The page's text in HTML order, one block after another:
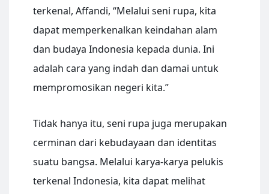
terkenal, Affandi, “Melalui seni rupa, kita
dapat memperkenalkan keindahan alam
dan budaya Indonesia kepada dunia. Ini
adalah cara yang indah dan damai untuk
mempromosikan negeri kita.”
Tidak hanya itu, seni rupa juga merupakan
cerminan dari kebudayaan dan identitas
suatu bangsa. Melalui karya-karya pelukis
terkenal Indonesia, kita dapat melihat